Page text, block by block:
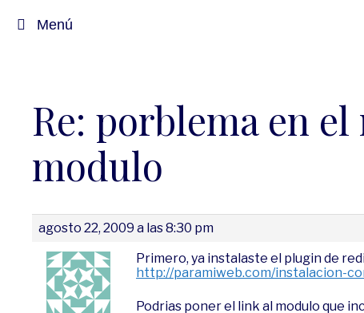
Menú
Re: porblema en
modulo
agosto 22, 2009 a las 8:30 pm
Primero, ya instalaste el plugin de
http://paramiweb.com/instalacion-
Podrias poner el link al modulo que